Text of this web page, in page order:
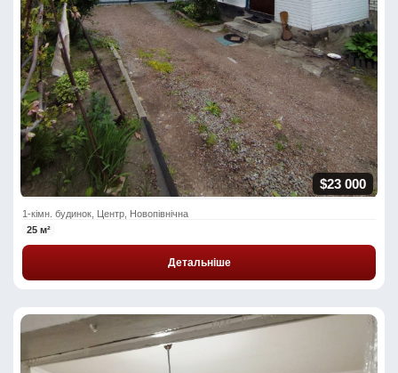
$23 000
1-кімн. будинок, Центр, Новопівнічна
25 м²
Детальніше